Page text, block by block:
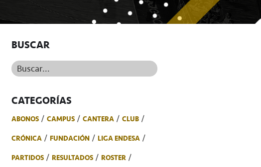
BUSCAR
Buscar...
CATEGORÍAS
ABONOS CAMPUS CANTERA
CLUB
CRÓNICA
FUNDACIÓN
LIGA ENDESA
PARTIDOS
RESULTADOS
ROSTER